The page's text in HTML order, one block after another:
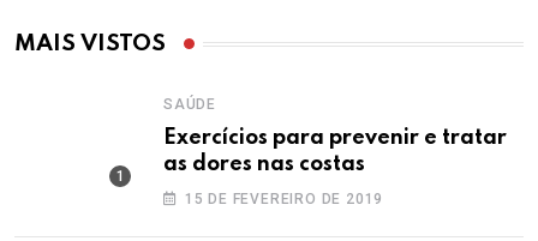
MAIS VISTOS
SAÚDE
Exercícios para prevenir e tratar
as dores nas costas
15 DE FEVEREIRO DE 2019